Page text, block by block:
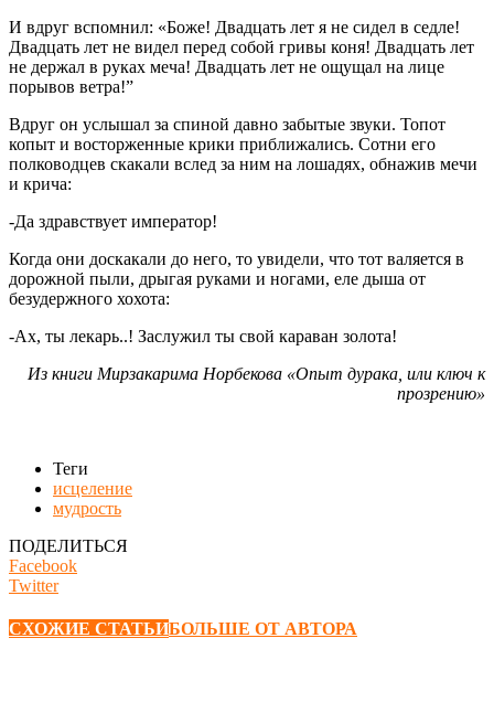
И вдруг вспомнил: «Боже! Двадцать лет я не сидел в седле!
Двадцать лет не видел перед собой гривы коня! Двадцать лет
не держал в руках меча! Двадцать лет не ощущал на лице
порывов ветра!”
Вдруг он услышал за спиной давно забытые звуки. Топот
копыт и восторженные крики приближались. Сотни его
полководцев скакали вслед за ним на лошадях, обнажив мечи
и крича:
-Да здравствует император!
Когда они доскакали до него, то увидели, что тот валяется в
дорожной пыли, дрыгая руками и ногами, еле дыша от
безудержного хохота:
-Ах, ты лекарь..! Заслужил ты свой караван золота!
Из книги Мирзакарима Норбекова «Опыт дурака, или ключ к
прозрению»
Теги
исцеление
мудрость
ПОДЕЛИТЬСЯ
Facebook
Twitter
СХОЖИЕ СТАТЬИБОЛЬШЕ ОТ АВТОРА